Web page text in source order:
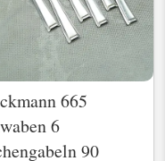
665
6
90